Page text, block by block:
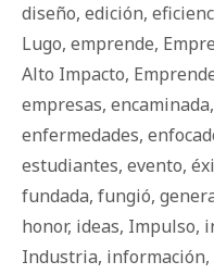
diseño, edición,
Lugo, emprende,
Alto Impacto,
empresas, encaminada,
enfermedades,
estudiantes, evento,
fundada, fungió,
honor, ideas, Impulso,
Industria, información,